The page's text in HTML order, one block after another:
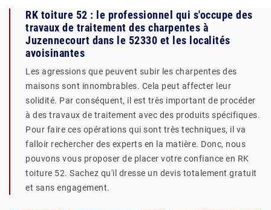
RK toiture 52 : le professionnel qui s'occupe des
travaux de traitement des charpentes à
Juzennecourt dans le 52330 et les localités
avoisinantes
Les agressions que peuvent subir les charpentes des
maisons sont innombrables. Cela peut affecter leur
solidité. Par conséquent, il est très important de procéder
à des travaux de traitement avec des produits spécifiques.
Pour faire ces opérations qui sont très techniques, il va
falloir rechercher des experts en la matière. Donc, nous
pouvons vous proposer de placer votre confiance en RK
toiture 52. Sachez qu'il dresse un devis totalement gratuit
et sans engagement.